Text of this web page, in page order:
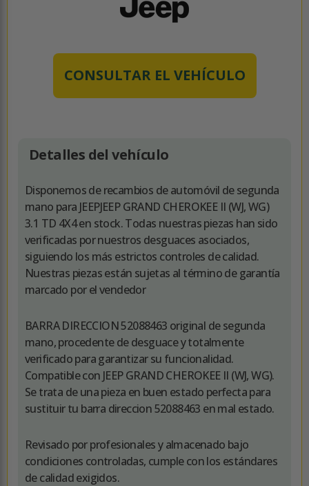
CONSULTAR EL VEHÍCULO
Detalles del vehículo
Disponemos de recambios de automóvil de segunda
mano para JEEPJEEP GRAND CHEROKEE II (WJ, WG)
3.1 TD 4X4 en stock. Todas nuestras piezas han sido
verificadas por nuestros desguaces asociados,
siguiendo los más estrictos controles de calidad.
Nuestras piezas están sujetas al término de garantía
marcado por el vendedor
BARRA DIRECCION 52088463 original de segunda
mano, procedente de desguace y totalmente
verificado para garantizar su funcionalidad.
Compatible con JEEP GRAND CHEROKEE II (WJ, WG).
Se trata de una pieza en buen estado perfecta para
sustituir tu barra direccion 52088463 en mal estado.
Revisado por profesionales y almacenado bajo
condiciones controladas, cumple con los estándares
de calidad exigidos.